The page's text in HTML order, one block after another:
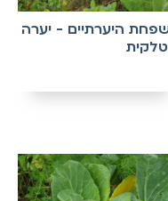
היערתיים - יערה